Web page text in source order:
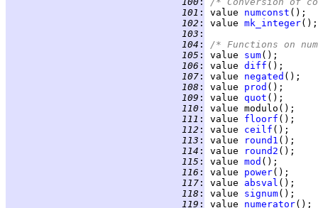
101 : value numconst
102 : value mk_integer
103 :
104 :
/* Functions on
105 : value sum
106 : value diff
107 : value negated
108 : value prod
109 : value quot
110 :
111 : value floorf
112 : value ceilf
113 : value round1
114 : value round2
115 : value mod
116 : value power
117 : value absval
118 : value signum
119 : value numerator